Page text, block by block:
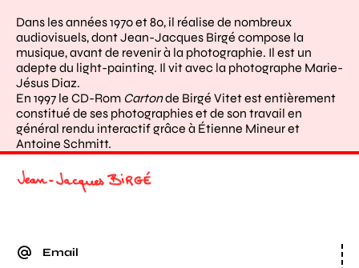
Dans les années 1970 et 80, il réalise de nombreux
audiovisuels, dont Jean-Jacques Birgé compose la
musique, avant de revenir à la photographie. Il est un
adepte du light-painting. Il vit avec la photographe Marie-
Jésus Diaz.
En 1997 le CD-Rom Cartonde Birgé Vitet est entièrement
constitué de ses photographies et de son travail en
général rendu interactif grâce à Étienne Mineur et
Antoine Schmitt.
Email